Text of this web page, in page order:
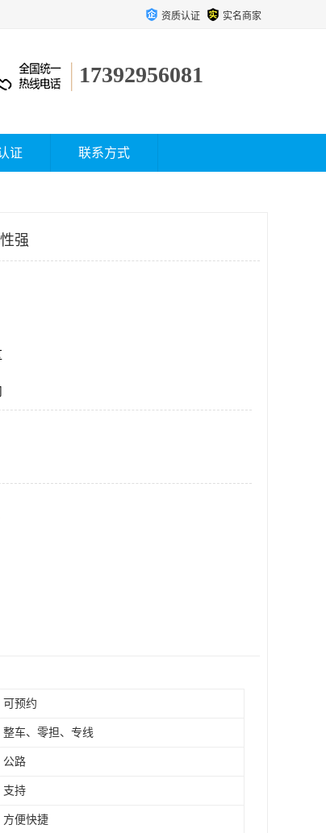
资质认证 实名商家
17392956081
证 联系方式
强
可预约
整车、零担、专线
公路
支持
方便快捷